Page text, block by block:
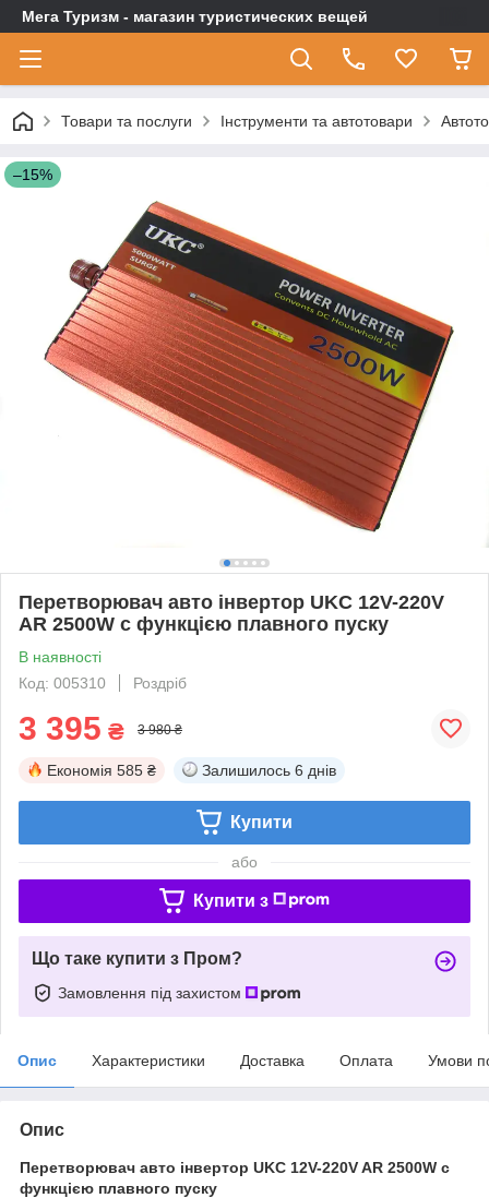
Мега Туризм - магазин туристических вещей
Товари та послуги Інструменти та автотовари
–15%
Перетворювач авто інвертор UKC 12V-220V
AR 2500W c функцією плавного пуску
В наявності
Код: 005310
Роздріб
3 395 ₴ 3 980 ₴
Економія 585 ₴ Залишилось 6 днів
Купити
або
Купити з
Що таке купити з Пром?
Замовлення під захистом
Опис Характеристики Доставка Оплата Умови
Опис
Перетворювач авто інвертор UKC 12V-220V AR 2500W c
функцією плавного пуску